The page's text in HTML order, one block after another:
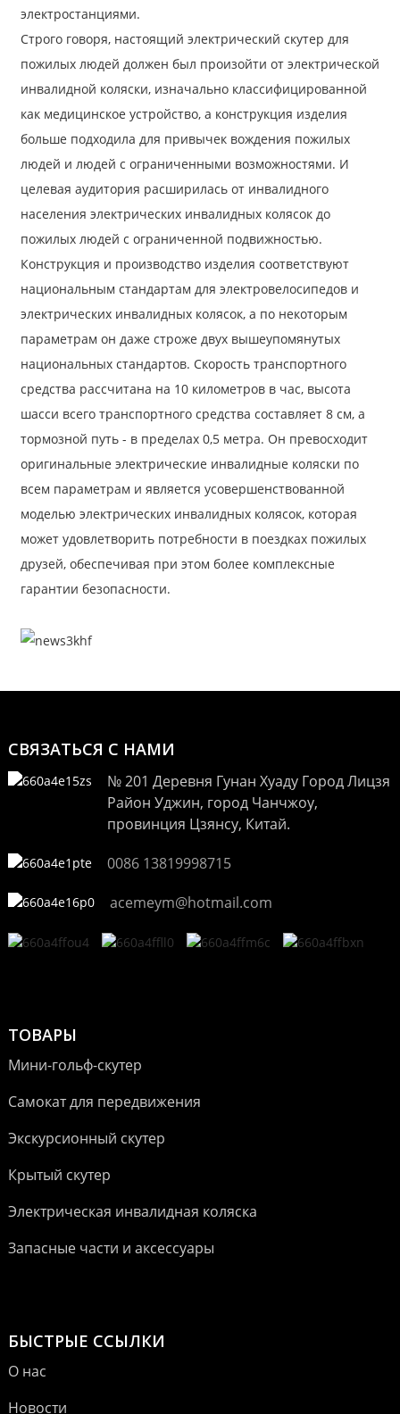
электростанциями.
Строго говоря, настоящий электрический скутер для
пожилых людей должен был произойти от электрической
инвалидной коляски, изначально классифицированной
как медицинское устройство, а конструкция изделия
больше подходила для привычек вождения пожилых
людей и людей с ограниченными возможностями. И
целевая аудитория расширилась от инвалидного
населения электрических инвалидных колясок до
пожилых людей с ограниченной подвижностью.
Конструкция и производство изделия соответствуют
национальным стандартам для электровелосипедов и
электрических инвалидных колясок, а по некоторым
параметрам он даже строже двух вышеупомянутых
национальных стандартов. Скорость транспортного
средства рассчитана на 10 километров в час, высота
шасси всего транспортного средства составляет 8 см, а
тормозной путь - в пределах 0,5 метра. Он превосходит
оригинальные электрические инвалидные коляски по
всем параметрам и является усовершенствованной
моделью электрических инвалидных колясок, которая
может удовлетворить потребности в поездках пожилых
друзей, обеспечивая при этом более комплексные
гарантии безопасности.
СВЯЗАТЬСЯ С НАМИ
№ 201 Деревня Гунан Хуаду Город Лицзя
Район Уджин, город Чанчжоу,
провинция Цзянсу, Китай.
0086 13819998715
acemeym@hotmail.com
ТОВАРЫ
Мини-гольф-скутер
Самокат для передвижения
Экскурсионный скутер
Крытый скутер
Электрическая инвалидная коляска
Запасные части и аксессуары
БЫСТРЫЕ ССЫЛКИ
О нас
Новости